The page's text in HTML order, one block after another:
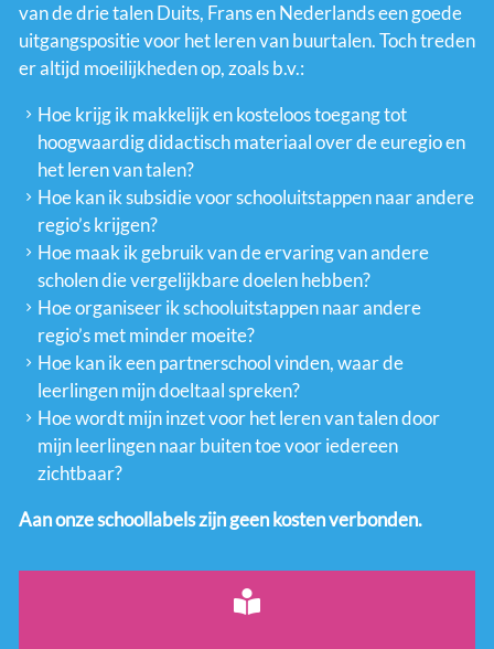
van de drie talen Duits, Frans en Nederlands een goede
uitgangspositie voor het leren van buurtalen. Toch treden
er altijd moeilijkheden op, zoals b.v.:
Hoe krijg ik makkelijk en kosteloos toegang tot
hoogwaardig didactisch materiaal over de euregio en
het leren van talen?
Hoe kan ik subsidie voor schooluitstappen naar andere
regio’s krijgen?
Hoe maak ik gebruik van de ervaring van andere
scholen die vergelijkbare doelen hebben?
Hoe organiseer ik schooluitstappen naar andere
regio’s met minder moeite?
Hoe kan ik een partnerschool vinden, waar de
leerlingen mijn doeltaal spreken?
Hoe wordt mijn inzet voor het leren van talen door
mijn leerlingen naar buiten toe voor iedereen
zichtbaar?
Aan onze schoollabels zijn geen kosten verbonden.